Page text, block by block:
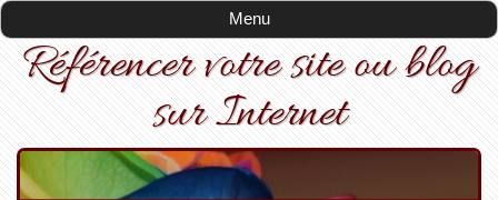
Menu
Référencer votre site ou blog
sur Internet